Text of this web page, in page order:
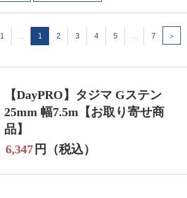
1 … 1 2 3 4 5 … 7 ＞
【DayPRO】タジマ Gステン
25mm 幅7.5m【お取り寄せ商
品】
6,347 円（税込）